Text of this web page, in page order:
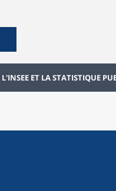
L'INSEE ET LA STATISTIQUE